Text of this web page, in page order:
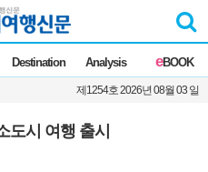
Destination Analysis eBOOK
제1254호 2026년 08월 03 일
도시 여행 출시